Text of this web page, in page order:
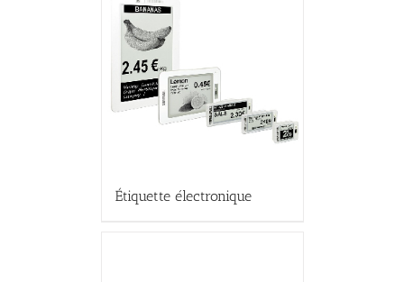
Étiquette électronique